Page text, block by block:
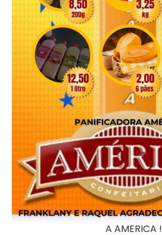
A AMERICA !